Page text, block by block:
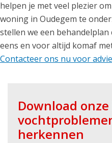
helpen je met veel plezier
woning in Oudegem te
stellen we een
eens en voor altijd komaf
Contacteer ons nu voor
Download
herkennen